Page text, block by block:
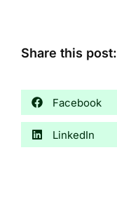
Share this post:
Facebook
LinkedIn